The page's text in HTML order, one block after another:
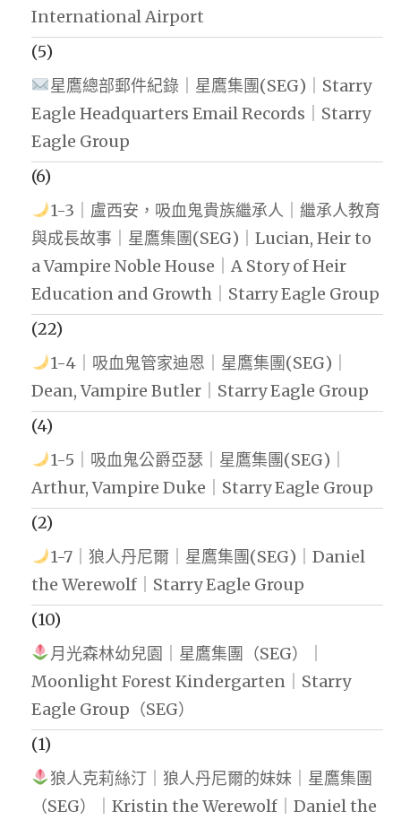
International Airport
(5)
星鷹總部郵件紀錄｜星鷹集團(SEG)｜Starry
Eagle Headquarters Email Records｜Starry
Eagle Group
(6)
1-3｜盧西安，吸血鬼貴族繼承人｜繼承人教育
與成長故事｜星鷹集團(SEG)｜Lucian, Heir to
a Vampire Noble House｜A Story of Heir
Education and Growth｜Starry Eagle Group
(22)
1-4｜吸血鬼管家迪恩｜星鷹集團(SEG)｜
Dean, Vampire Butler｜Starry Eagle Group
(4)
1-5｜吸血鬼公爵亞瑟｜星鷹集團(SEG)｜
Arthur, Vampire Duke｜Starry Eagle Group
(2)
1-7｜狼人丹尼爾｜星鷹集團(SEG)｜Daniel
the Werewolf｜Starry Eagle Group
(10)
月光森林幼兒園｜星鷹集團（SEG）｜
Moonlight Forest Kindergarten｜Starry
Eagle Group（SEG）
(1)
狼人克莉絲汀｜狼人丹尼爾的妹妹｜星鷹集團
（SEG）｜Kristin the Werewolf｜Daniel the